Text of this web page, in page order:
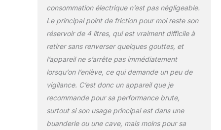
consommation électrique n’est pas négligeable.
Le principal point de friction pour moi reste son
réservoir de 4 litres, qui est vraiment difficile à
retirer sans renverser quelques gouttes, et
l’appareil ne s’arrête pas immédiatement
lorsqu’on l’enlève, ce qui demande un peu de
vigilance. C’est donc un appareil que je
recommande pour sa performance brute,
surtout si son usage principal est dans une
buanderie ou une cave, mais moins pour sa